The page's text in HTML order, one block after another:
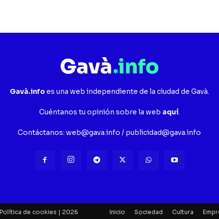
Gavà.infoes una web independiente de la ciudad de Gavà.
Cuéntanos tu opinión sobre la web aquí.
Contáctanos:web@gava.info / publicidad@gava.info
Inicio Sociedad Cultura
Política de cookies | 2026